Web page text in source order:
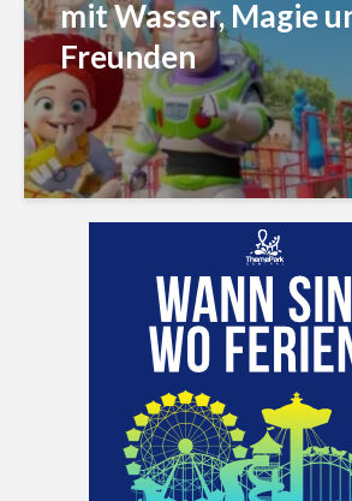
mit Wasser, Magie
Freunden